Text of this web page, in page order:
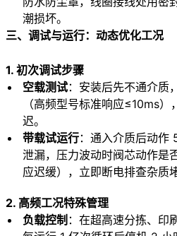
潮损坏。
三、调试与运行：动态优化工况
1. 初次调试步骤
空载测试：安装后先不通介质
（高频型号标准响应≤10ms
迟。
带载试运行：通入介质后动作
泄漏，压力波动时阀芯动作是
应迟缓），立即断电排查杂质
2. 高频工况特殊管理
负载控制 ：在超高速分拣、印